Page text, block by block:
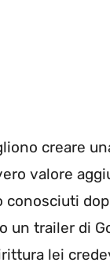
creare
valore
conosciuti
un trailer di
lei